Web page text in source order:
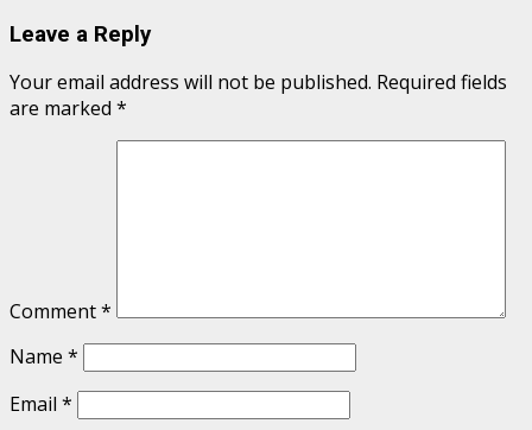
Leave a Reply
Your email address will not be published. Required fields
are marked *
Comment*
Name *
Email *